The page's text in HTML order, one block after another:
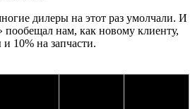
дилеры на этот раз умолчали. И
нам, как новому клиенту,
10% на запчасти.